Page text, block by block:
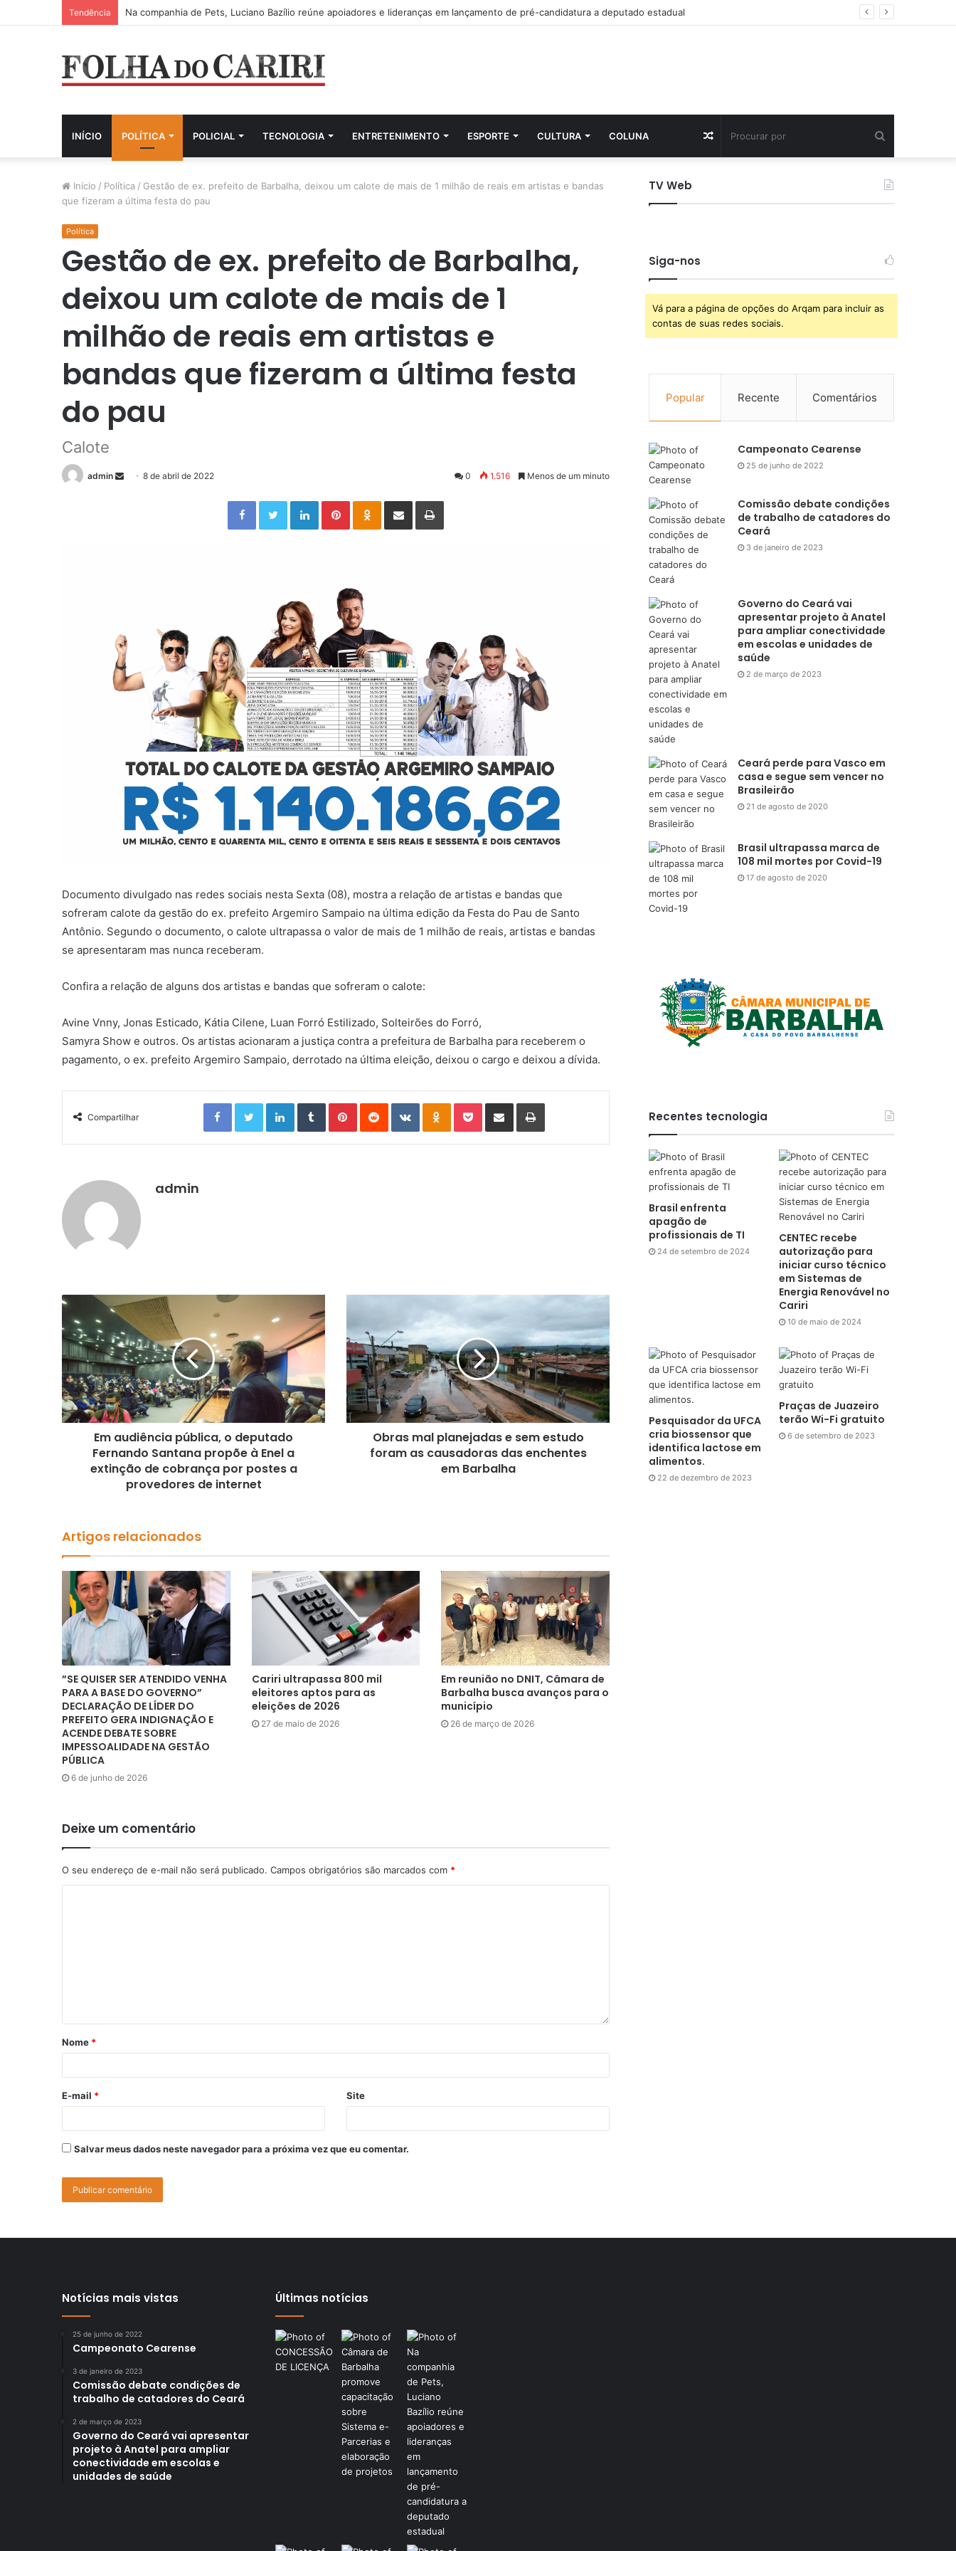
Tendência Juliana Lucena declara apoio à pré-candidatura de Fernando Santana para deputado federal
INÍCIO POLÍTICA POLICIAL TECNOLOGIA ENTRETENIMENTO ESPORTE CULTURA COLUNA
por
Artigo
Início / Política / Gestão de ex. prefeito de Barbalha, deixou um calote de mais de 1 milhão de reais em artistas e bandas
que fizeram a última festa do pau
Política
Gestão de ex. prefeito de Barbalha,
deixou um calote de mais de 1
milhão de reais em artistas e
bandas que fizeram a última festa
do pau
Calote
admin
l
8 de abril de 2022 0 1.516 Menos de um minuto
Facebook Twitter Linkedin Pinterest
Documento divulgado nas redes sociais nesta Sexta (08), mostra a relação de artistas e bandas que
sofreram calote da gestão do ex. prefeito Argemiro Sampaio na última edição da Festa do Pau de Santo
Antônio. Segundo o documento, o calote ultrapassa o valor de mais de 1 milhão de reais, artistas e bandas
se apresentaram mas nunca receberam.
Confira a relação de alguns dos artistas e bandas que sofreram o calote:
Avine Vnny, Jonas Esticado, Kátia Cilene, Luan Forró Estilizado, Solteirões do Forró,
Samyra Show e outros. Os artistas acionaram a justiça contra a prefeitura de Barbalha para receberem o
pagamento, o ex. prefeito Argemiro Sampaio, derrotado na última eleição, deixou o cargo e deixou a dívida.
Compartilhar
Facebook Twitter Linkedin Tumblr Pinterest Reddit VKontakte Odnoklassniki Pocket Compartilhar via e-mail Imprimir
admin
Em audiência pública, o deputado
Fernando Santana propõe à Enel a
extinção de cobrança por postes a
provedores de internet
Obras mal planejadas e sem estudo
foram as causadoras das enchentes
em Barbalha
Artigos relacionados
”SE QUISER SER ATENDIDO VENHA
PARA A BASE DO GOVERNO”
DECLARAÇÃO DE LÍDER DO
PREFEITO GERA INDIGNAÇÃO E
ACENDE DEBATE SOBRE
IMPESSOALIDADE NA GESTÃO
PÚBLICA
6 de junho de 2026
Cariri ultrapassa 800 mil
eleitores aptos para as
eleições de 2026
27 de maio de 2026
Em reunião no DNIT, Câmara de
Barbalha busca avanços para o
município
26 de março de 2026
Deixe um comentário
O seu endereço de e-mail não será publicado. Campos obrigatórios são marcados com *
Nome *
E-mail * Site
Salvar meus dados neste navegador para a próxima vez que eu comentar.
TV Web
Siga-nos
Vá para a página de opções do Arqam para incluir as
contas de suas redes sociais.
Popular Recente Comentários
Campeonato Cearense
25 de junho de 2022
Comissão debate condições
de trabalho de catadores do
Ceará
3 de janeiro de 2023
Governo do Ceará vai
apresentar projeto à Anatel
para ampliar conectividade
em escolas e unidades de
saúde
2 de março de 2023
Ceará perde para Vasco em
casa e segue sem vencer no
Brasileirão
21 de agosto de 2020
Brasil ultrapassa marca de
108 mil mortes por Covid-19
17 de agosto de 2020
Recentes tecnologia
Brasil enfrenta
apagão de
profissionais de TI
24 de setembro de 2024
CENTEC recebe
autorização para
iniciar curso técnico
em Sistemas de
Energia Renovável no
Cariri
10 de maio de 2024
Pesquisador da UFCA
cria biossensor que
identifica lactose em
alimentos.
22 de dezembro de 2023
Praças de Juazeiro
terão Wi-Fi gratuito
6 de setembro de 2023
Notícias mais vistas
25 de junho de 2022
Campeonato Cearense
3 de janeiro de 2023
Comissão debate condições de
trabalho de catadores do Ceará
2 de março de 2023
Governo do Ceará vai apresentar
projeto à Anatel para ampliar
conectividade em escolas e
unidades de saúde
Últimas notícias